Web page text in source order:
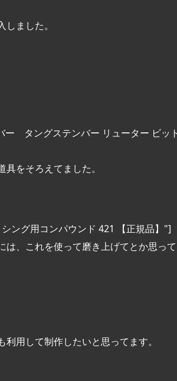
ました。
ー タングステンバー リューター ビッ
をそろえてました。
ング用コンパウンド 421 【正規品】"]
、これを使って磨き上げてとか思って
用して制作したいと思ってます。